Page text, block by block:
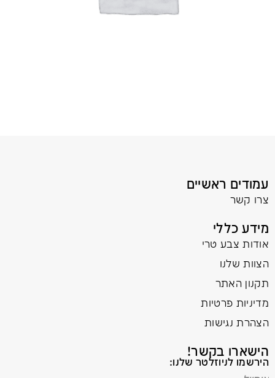
עמודים ראשיים
צרו קשר
מידע כללי
אודות צבע טרי
הצוות שלנו
תקנון האתר
מדיניות פרטיות
הצהרת נגישות
הישארו בקשר!
הירשמו לניוזלטר שלנו: